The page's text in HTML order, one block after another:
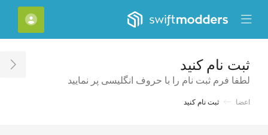
Mobile Menu
[account] Close Mobile
ثبت نام کنید
لطفا فرم ثبت نام را با حروف انگلیسی پر نمایید
اعضا ثبت نام کنید